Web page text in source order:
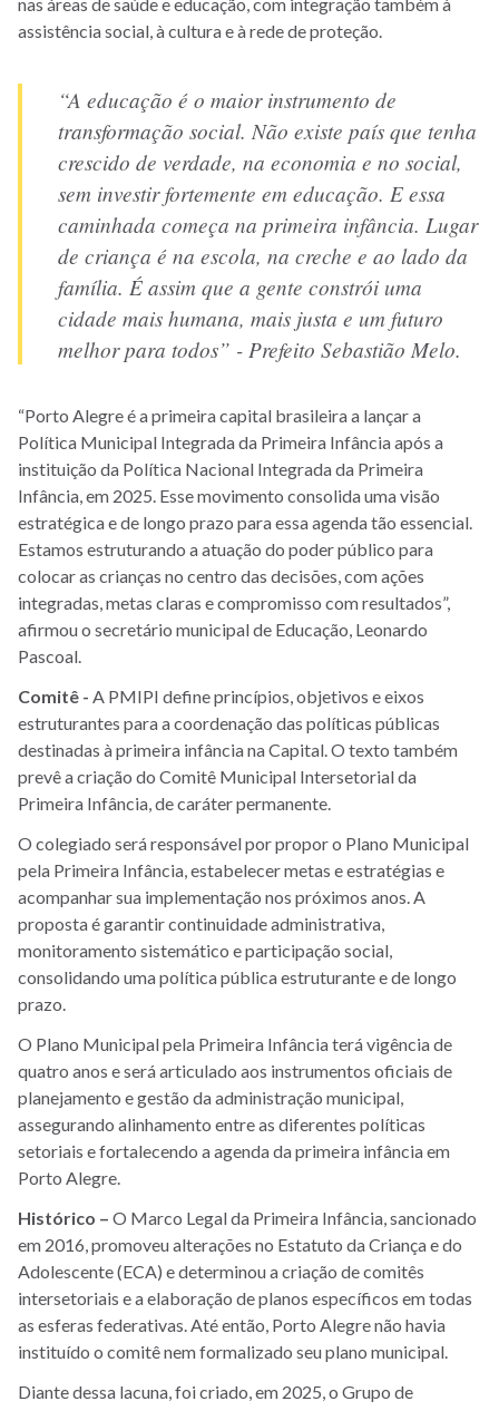
assistência social, à cultura e à rede de proteção.
“A educação é o maior instrumento de
transformação social. Não existe país que tenha
crescido de verdade, na economia e no social,
sem investir fortemente em educação. E essa
caminhada começa na primeira infância. Lugar
de criança é na escola, na creche e ao lado da
família. É assim que a gente constrói uma
cidade mais humana, mais justa e um futuro
melhor para todos” - Prefeito Sebastião Melo.
“Porto Alegre é a primeira capital brasileira a lançar a
Política Municipal Integrada da Primeira Infância após a
instituição da Política Nacional Integrada da Primeira
Infância, em 2025. Esse movimento consolida uma visão
estratégica e de longo prazo para essa agenda tão essencial.
Estamos estruturando a atuação do poder público para
colocar as crianças no centro das decisões, com ações
integradas, metas claras e compromisso com resultados”,
afirmou o secretário municipal de Educação, Leonardo
Pascoal.
Comitê - A PMIPI define princípios, objetivos e eixos
estruturantes para a coordenação das políticas públicas
destinadas à primeira infância na Capital. O texto também
prevê a criação do Comitê Municipal Intersetorial da
Primeira Infância, de caráter permanente.
O colegiado será responsável por propor o Plano Municipal
pela Primeira Infância, estabelecer metas e estratégias e
acompanhar sua implementação nos próximos anos. A
proposta é garantir continuidade administrativa,
monitoramento sistemático e participação social,
consolidando uma política pública estruturante e de longo
prazo.
O Plano Municipal pela Primeira Infância terá vigência de
quatro anos e será articulado aos instrumentos oficiais de
planejamento e gestão da administração municipal,
assegurando alinhamento entre as diferentes políticas
setoriais e fortalecendo a agenda da primeira infância em
Porto Alegre.
Histórico – O Marco Legal da Primeira Infância, sancionado
em 2016, promoveu alterações no Estatuto da Criança e do
Adolescente (ECA) e determinou a criação de comitês
intersetoriais e a elaboração de planos específicos em todas
as esferas federativas. Até então, Porto Alegre não havia
instituído o comitê nem formalizado seu plano municipal.
Diante dessa lacuna, foi criado, em 2025, o Grupo de